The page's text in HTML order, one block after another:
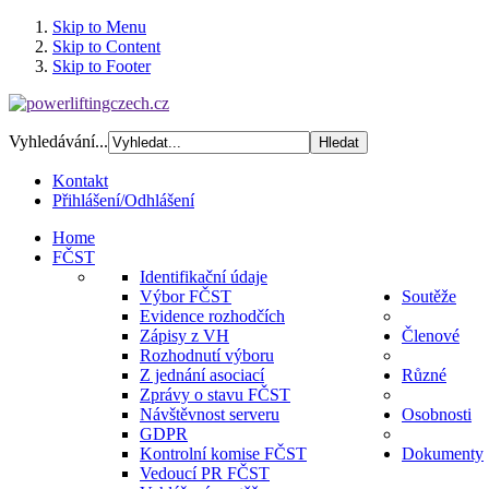
Skip to Menu
Skip to Content
Skip to Footer
Vyhledávání...
Kontakt
Přihlášení/Odhlášení
Home
FČST
Identifikační údaje
Výbor FČST
Evidence rozhodčích
Zápisy z VH
Rozhodnutí výboru
Z jednání asociací
Zprávy o stavu FČST
Návštěvnost serveru
GDPR
Kontrolní komise FČST
Vedoucí PR FČST
Soutěže
Členové
Různé
Osobnosti
Dokumenty